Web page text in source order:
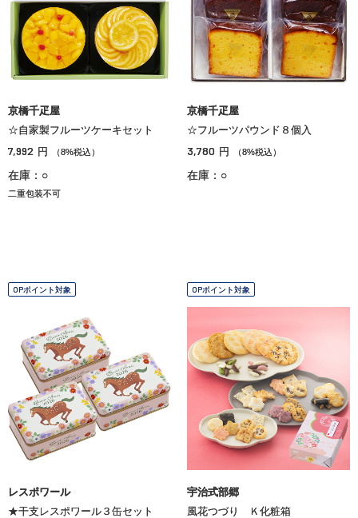
京橋千疋屋
☆自家製フルーツケーキセット
7,992 円 （8%税込）
在庫：○
二重包装不可
京橋千疋屋
☆フルーツパウンド８個入
3,780 円 （8%税込）
在庫：○
OPポイント対象
レスポワール
★干支レスポワール３缶セット
OPポイント対象
宇治式部郷
風花つづり Ｋ化粧箱